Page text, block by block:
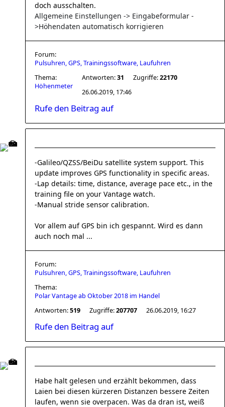
doch ausschalten.
Allgemeine Einstellungen -> Eingabeformular -
>Höhendaten automatisch korrigieren
Forum:
Pulsuhren, GPS, Trainingssoftware, Laufuhren
Thema:
Höhenmeter
Antworten:31 Zugriffe:22170
26.06.2019, 17:46
Rufe den Beitrag auf
-Galileo/QZSS/BeiDu satellite system support. This
update improves GPS functionality in specific areas.
-Lap details: time, distance, average pace etc., in the
training file on your Vantage watch.
-Manual stride sensor calibration.
Vor allem auf GPS bin ich gespannt. Wird es dann
auch noch mal ...
Forum:
Pulsuhren, GPS, Trainingssoftware, Laufuhren
Thema:
Polar Vantage ab Oktober 2018 im Handel
Antworten:519 Zugriffe:207707 26.06.2019, 16:27
Rufe den Beitrag auf
Habe halt gelesen und erzählt bekommen, dass
Laien bei diesen kürzeren Distanzen bessere Zeiten
laufen, wenn sie overpacen. Was da dran ist, weiß